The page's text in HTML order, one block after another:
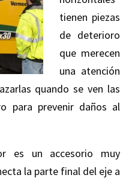
tienen piezas
de deterioro
que merecen
una atención
quando se ven las
para prevenir daños al
es un accesorio muy
la parte final del eje a